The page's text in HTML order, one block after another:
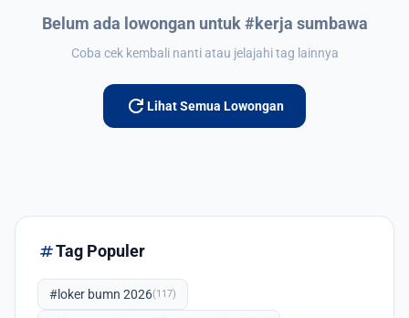
Belum ada lowongan untuk #kerja sumbawa
Coba cek kembali nanti atau jelajahi tag lainnya
refresh Lihat Semua Lowongan
tagTag Populer
#loker bumn 2026(117)